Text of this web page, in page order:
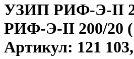
УЗИП РИФ-Э-II
РИФ-Э-II 200/20
Артикул: 121